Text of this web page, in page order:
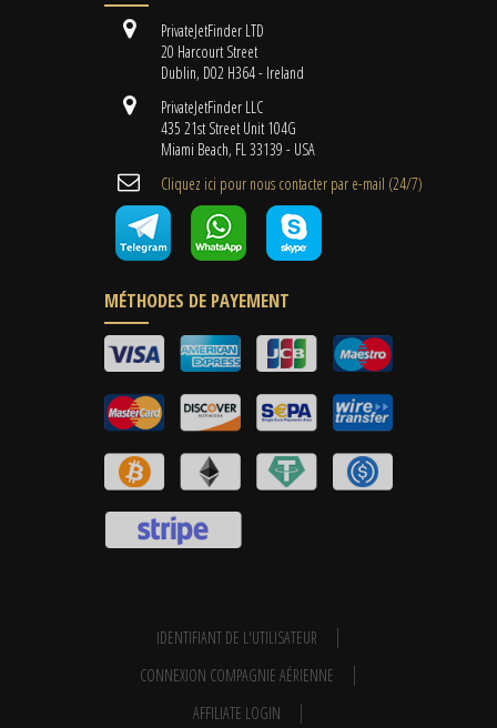
PrivateJetFinder LTD
20 Harcourt Street
Dublin, D02 H364 - Ireland
PrivateJetFinder LLC
435 21st Street Unit 104G
Miami Beach, FL 33139 - USA
Cliquez ici pour nous contacter par e-mail (24/7)
MÉTHODES DE PAYEMENT
IDENTIFIANT DE L'UTILISATEUR
CONNEXION COMPAGNIE AÉRIENNE
AFFILIATE LOGIN